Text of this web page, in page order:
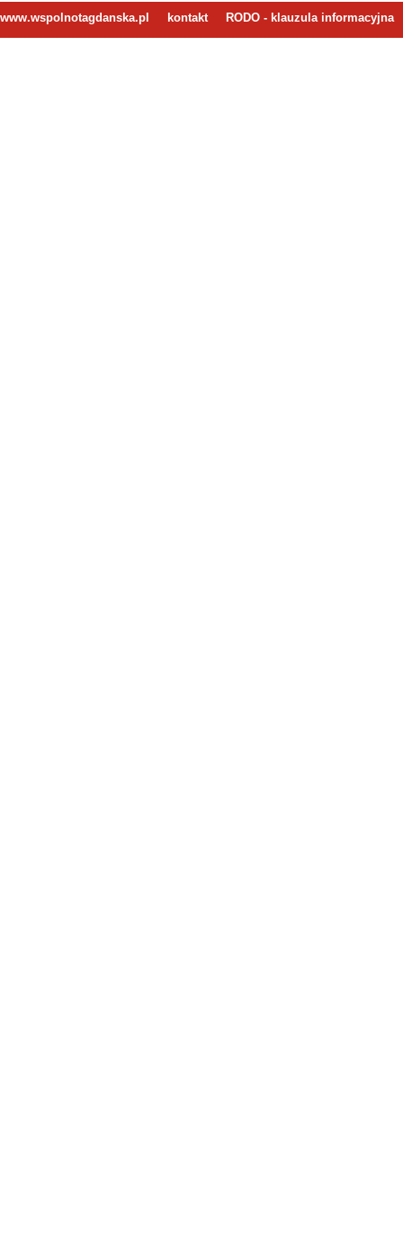
www.wspolnotagdanska.pl kontakt RODO - klauzula informacyjna